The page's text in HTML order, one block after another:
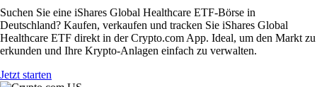
Suchen Sie eine iShares Global Healthcare ETF-Börse in
Deutschland? Kaufen, verkaufen und tracken Sie iShares Global
Healthcare ETF direkt in der Crypto.com App. Ideal, um den Markt zu
erkunden und Ihre Krypto-Anlagen einfach zu verwalten.
Jetzt starten